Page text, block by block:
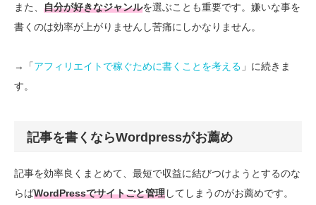
また、 自分が好きなジャンルを選ぶことも重要です。嫌いな事を
書くのは効率が上がりませんし苦痛にしかなりません。
→「アフィリエイトで稼ぐために書くことを考える 」に続きま
す。
記事を書くならWordpressがお薦め
記事を効率良くまとめて、最短で収益に結びつけようとするのな
らばWordPressでサイトごと管理してしまうのがお薦めです。